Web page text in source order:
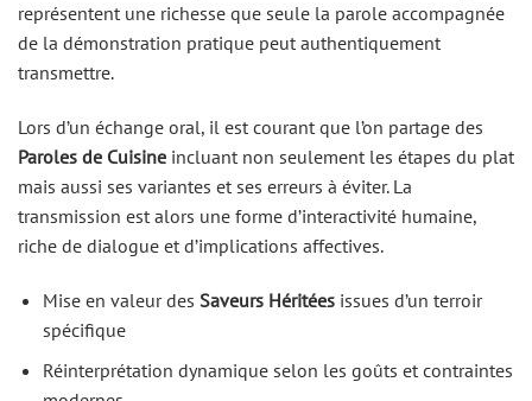
représentent une richesse que seule la parole accompagnée
de la démonstration pratique peut authentiquement
transmettre.
Lors d’un échange oral, il est courant que l’on partage des
Paroles de Cuisine incluant non seulement les étapes du plat
mais aussi ses variantes et ses erreurs à éviter. La
transmission est alors une forme d’interactivité humaine,
riche de dialogue et d’implications affectives.
Mise en valeur des Saveurs Héritéesissues d’un terroir
spécifique
Réinterprétation dynamique selon les goûts et contraintes